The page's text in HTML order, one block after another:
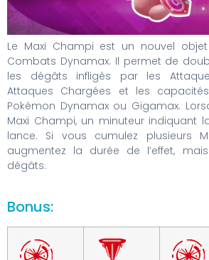
Le Maxi Champi est un nouvel
Combats Dynamax. Il permet de
les dégâts infligés par les
Attaques Chargées et les
Pokémon Dynamax ou Gigamax.
Maxi Champi, un minuteur indiquant
lance. Si vous cumulez plusieurs
augmentez la durée de l’effet,
dégâts.
Bonus: